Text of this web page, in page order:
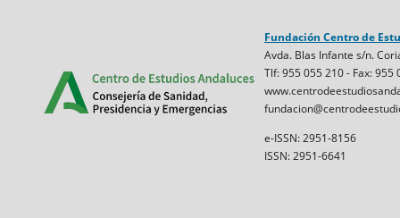
Fundación Centro de
Avda. Blas Infante s/n.
Tlf: 955 055 210 - Fax: 955
e-ISSN: 2951-8156
ISSN: 2951-6641